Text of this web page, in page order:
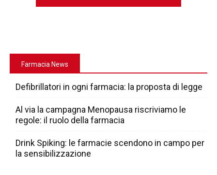
Farmacia News
Defibrillatori in ogni farmacia: la proposta di legge
Al via la campagna Menopausa riscriviamo le
regole: il ruolo della farmacia
Drink Spiking: le farmacie scendono in campo per
la sensibilizzazione